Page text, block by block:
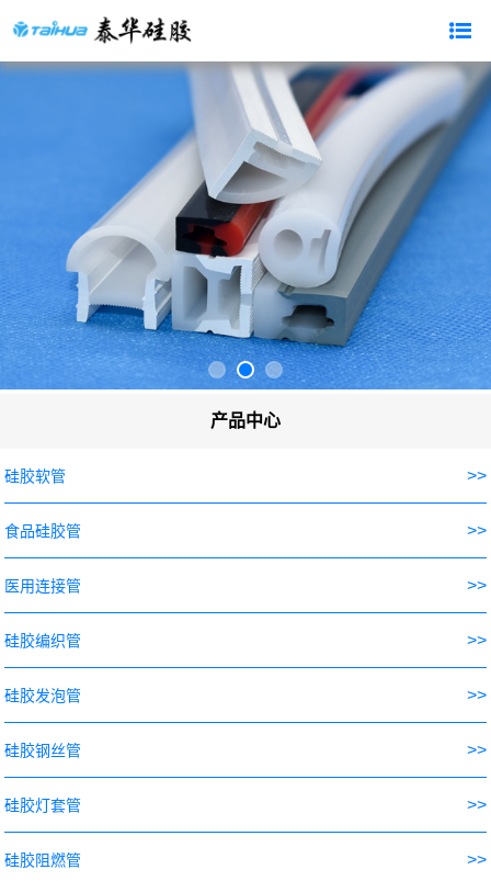
产品中心
硅胶软管 >>
食品硅胶管 >>
医用连接管 >>
硅胶编织管 >>
硅胶发泡管 >>
硅胶钢丝管 >>
硅胶灯套管 >>
硅胶阻燃管 >>